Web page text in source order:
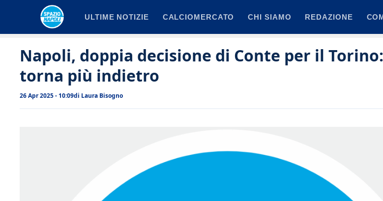
ULTIME NOTIZIE CALCIOMERCATO CHI SIAMO REDAZIONE
Napoli, doppia decisione di Conte per il
torna più indietro
26 Apr 2025 - 10:09di Laura Bisogno